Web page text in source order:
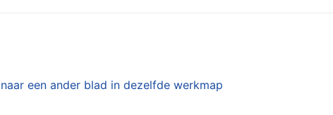
een ander blad in dezelfde werkmap